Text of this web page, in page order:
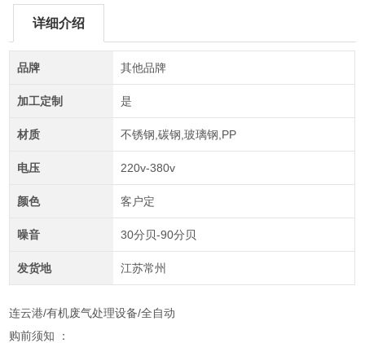
详细介绍
品牌 其他品牌
加工定制 是
材质 不锈钢,碳钢,玻璃钢,PP
电压 220v-380v
颜色 客户定
噪音 30分贝-90分贝
发货地 江苏常州
连云港/有机废气处理设备/全自动
购前须知 ：